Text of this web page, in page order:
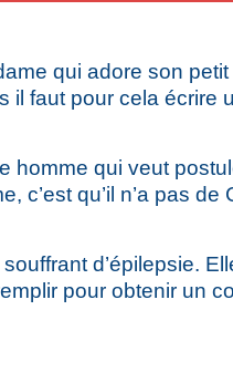
qui adore son
faut pour cela écrire
homme qui veut
c’est qu’il n’a pas
d’épilepsie.
pour obtenir